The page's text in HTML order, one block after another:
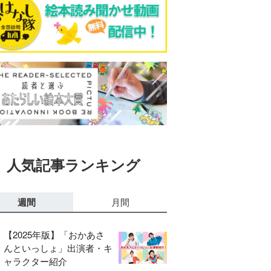
人気記事ランキング
週間 月間
【2025年版】「おかあさ
んといっしょ」出演者・キ
ャラクター紹介